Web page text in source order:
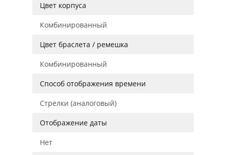
Цвет корпуса
Комбинированный
Цвет браслета / ремешка
Комбинированный
Способ отображения времени
Стрелки (аналоговый)
Отображение даты
Нет